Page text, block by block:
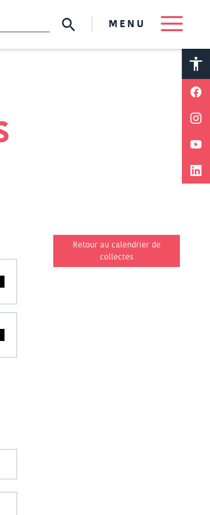
MENU
A A
Retour au calendrier de
collectes